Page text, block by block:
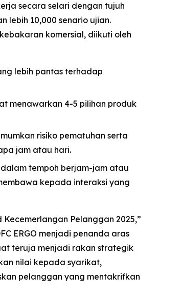
secara selari dengan tujuh
lebih 10,000 senario ujian.
komersial, diikuti oleh
lebih pantas terhadap
menawarkan 4-5 pilihan produk
risiko pematuhan serta
jam atau hari.
tempoh berjam-jam atau
kepada interaksi yang
Pelanggan 2025,”
ERGO menjadi penanda aras
teruja menjadi rakan strategik
nilai kepada syarikat,
pelanggan yang mentakrifkan